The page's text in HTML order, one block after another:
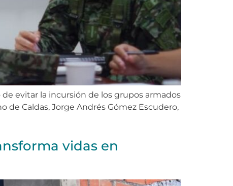
evitar la incursión de los grupos armados
de Caldas, Jorge Andrés Gómez Escudero,
vidas en